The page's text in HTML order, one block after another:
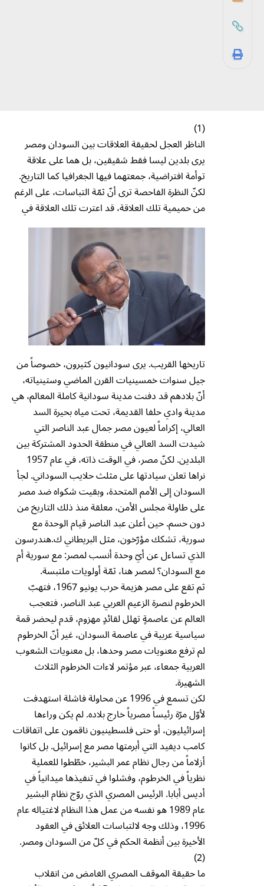
(1)
الناظر العجل لحقيقة العلاقات بين السودان ومصر
يرى بلدين ليسا فقط شقيقين، بل هما على علاقة
توأمة افتراضية، جمعتهما فيها الجغرافيا كما التاريخ.
لكنّ النظرة الفاحصة ترى أنّ ثمّة التباسات، على الرغم
من حميمية تلك العلاقة، قد اعترت تلك العلاقة في
تاريخها القريب. يرى سودانيون كثيرون، خصوصاً من
جيل سنوات خمسينيات القرن الماضي وستينياته،
أنّ بلادهم قد دفنت مدينة سودانية كاملة المعالم، هي
مدينة وادي حلفا القديمة، تحت مياه بحيرة السد
العالي، إكراماً لعيون مصر جمال عبد الناصر التي
شيدت السد العالي في منطقة الحدود المشتركة بين
البلدين. لكنّ مصر، في الوقت ذاته، في عام 1957
نراها تعلن سيادتها على مثلث حلايب السوداني. لجأ
السودان إلى الأمم المتحدة، وبقيت شكواه ضد مصر
على طاولة مجلس الأمن، معلقة منذ ذلك التاريخ من
دون حسم. حين أعلن عبد الناصر قيام الوحدة مع
سورية، تشكك مؤرّخون، مثل البريطاني ك.هندرسون
الذي تساءل عن أيّ وحدة أنسب لمصر: مع سورية أم
مع السودان؟ لمصر هنا، ثمّة أولويات ملتبسة.
ثم تقع على مصر هزيمة حرب يونيو 1967، فتهبّ
الخرطوم لنصرة الزعيم العربي عبد الناصر، فتعجب
العالم عن عاصمةٍ تهلل لقائدٍ مهزوم، قدم ليحضر قمة
سياسية عربية في عاصمة السودان، غير أنّ الخرطوم
لم ترفع معنويات مصر وحدها، بل معنويات الشعوب
العربية جمعاء، عبر مؤتمر لاءات الخرطوم الثلاث
الشهيرة.
لكن تسمع في 1996 عن محاولة فاشلة استهدفت
لأوّل مرّة رئيساً مصرياً خارج بلاده. لم يكن وراءها
إسرائيليون، أو حتى فلسطينيون ناقمون على اتفاقات
كامب ديفيد التي أبرمتها مصر مع إسرائيل. بل كانوا
أزلاماً من رجال نظام عمر البشير، خطّطوا للعملية
نظرياً في الخرطوم، وفشلوا في تنفيذها ميدانياً في
أديس أبابا. الرئيس المصري الذي روّج نظام البشير
عام 1989 هو نفسه من عمل هذا النظام لاغتياله عام
1996، وذلك وجه لالتباسات العلائق في العقود
الأخيرة بين أنظمة الحكم في كلّ من السودان ومصر.
(2)
ما حقيقة الموقف المصري الغامض من انقلاب